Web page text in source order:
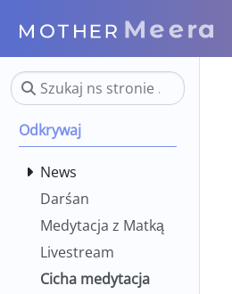
Odkrywaj
News
Darśan
Medytacja z Matką
Livestream
Cicha medytacja